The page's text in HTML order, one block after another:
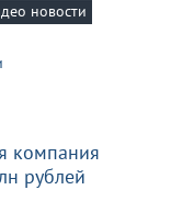
новости
компания
рублей